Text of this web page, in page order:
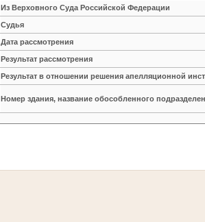
Из Верховного Суда Российской Федерации
Судья
Дата рассмотрения
Результат рассмотрения
Результат в отношении решения апелляционной
Номер здания, название обособленного